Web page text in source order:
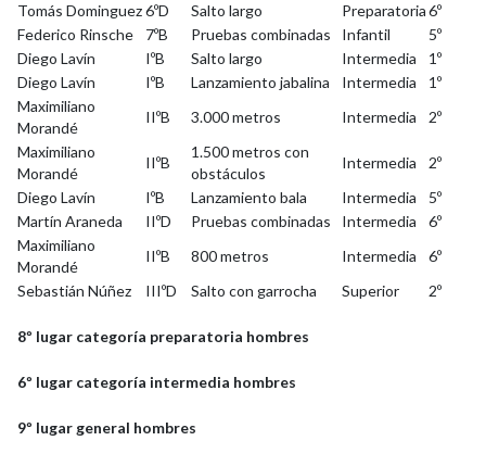
Tomás Dominguez6ºD Salto largo Preparatoria6º
Federico Rinsche
7ºB Pruebas combinadas Infantil
5º
Diego Lavín
IºB Salto largo Intermedia
1º
Diego Lavín
IºB Lanzamiento jabalina Intermedia
1º
Maximiliano
Morandé
IIºB 3.000 metros Intermedia
2º
Maximiliano
Morandé
IIºB
1.500 metros con
obstáculos
Intermedia
2º
Diego Lavín
IºB Lanzamiento bala Intermedia
5º
Martín Araneda
IIºD Pruebas combinadas Intermedia
6º
Maximiliano
Morandé
IIºB 800 metros Intermedia
6º
Sebastián Núñez
IIIºD Salto con garrocha Superior 2º
8º lugar categoría preparatoria hombres
6º lugar categoría intermedia hombres
9º lugar general hombres